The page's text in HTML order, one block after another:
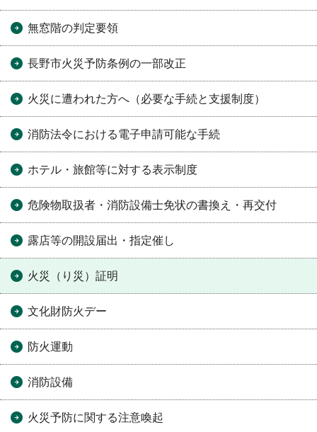
無窓階の判定要領
長野市火災予防条例の一部改正
火災に遭われた方へ（必要な手続と支援制度）
消防法令における電子申請可能な手続
ホテル・旅館等に対する表示制度
危険物取扱者・消防設備士免状の書換え・再交付
露店等の開設届出・指定催し
火災（り災）証明
文化財防火デー
防火運動
消防設備
火災予防に関する注意喚起